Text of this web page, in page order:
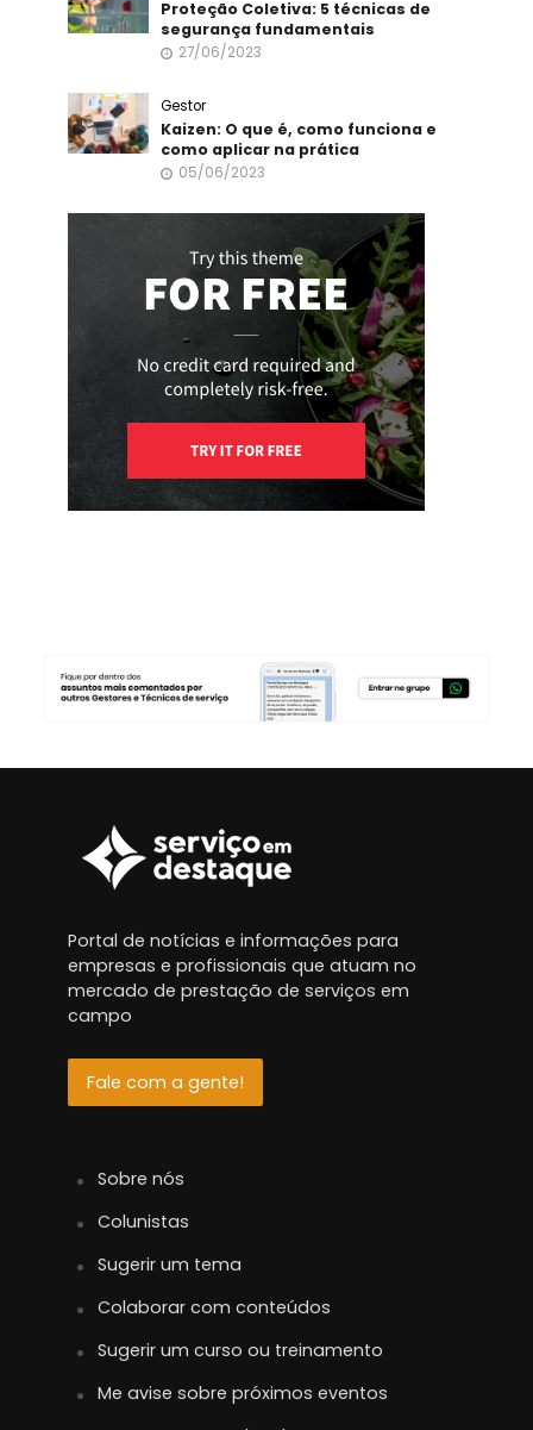
Proteção Coletiva: 5 técnicas de
segurança fundamentais
27/06/2023
Gestor
Kaizen: O que é, como funciona e
como aplicar na prática
05/06/2023
Portal de notícias e informações para
empresas e profissionais que atuam no
mercado de prestação de serviços em
campo
Fale com a gente!
Sobre nós
Colunistas
Sugerir um tema
Colaborar com conteúdos
Sugerir um curso ou treinamento
Me avise sobre próximos eventos